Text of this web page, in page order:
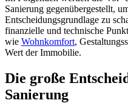
Sanierung gegenübergestellt,
Entscheidungsgrundlage zu
finanzielle und technische
wie Wohnkomfort,
Wert der Immobilie.
Die große
Sanierung